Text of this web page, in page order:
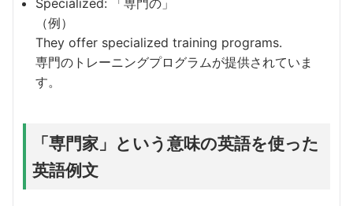
（例）
They offer specialized training programs.
専門のトレーニングプログラムが提供されていま
す。
「専門家」という意味の英語を使った
英語例文